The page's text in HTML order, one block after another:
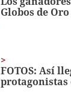
Globos de Oro
FOTOS: Así
protagonistas